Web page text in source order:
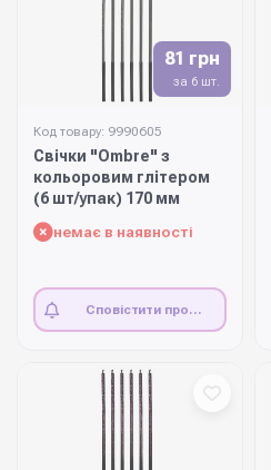
81 грн
за 6 шт.
Код товару: 9990605
Свічки "Ombre" з
кольоровим глітером
(6 шт/упак) 170 мм
немає в наявності
Сповістити про